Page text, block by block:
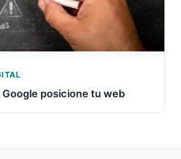
Google posicione tu web